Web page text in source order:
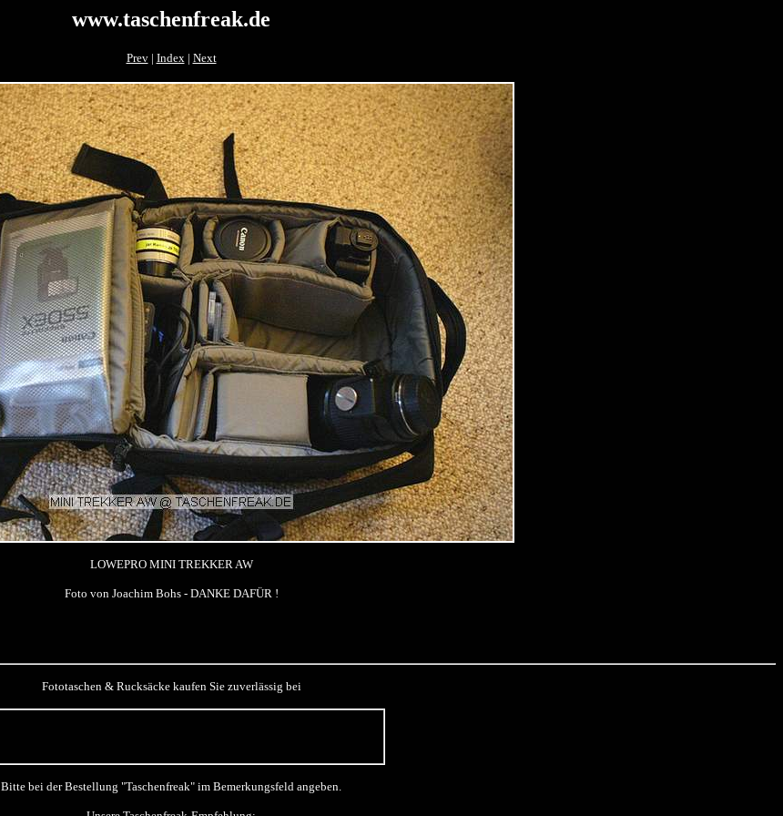
www.taschenfreak.de
Prev| Index| Next
LOWEPRO MINI TREKKER AW
Foto von Joachim Bohs - DANKE DAFÜR !
Fototaschen & Rucksäcke kaufen Sie zuverlässig bei
Bitte bei der Bestellung "Taschenfreak" im Bemerkungsfeld angeben.